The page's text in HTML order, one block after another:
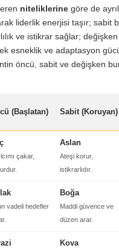
niteliklerine göre de
liderlik enerjisi taşır; sabit
ve istikrar sağlar;
esneklik ve adaptasyon
öncü, sabit ve değişken
(Başlatan) Sabit (Koruyan)
çakar,
Aslan
Ateşi korur,
istikrarlıdır.
vadeli hedefler
Boğa
Maddi güvence ve
düzen arar.
Kova